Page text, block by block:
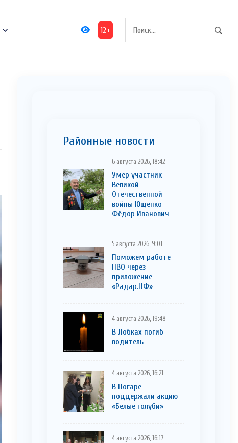
12+
Районные новости
6 августа 2026, 18:42
Умер участник
Великой
Отечественной
войны Ющенко
Фёдор Иванович
5 августа 2026, 9:01
Поможем работе
ПВО через
приложение
«Радар.НФ»
4 августа 2026, 19:48
В Лобках погиб
водитель
4 августа 2026, 16:21
В Погаре
поддержали акцию
«Белые голуби»
4 августа 2026, 16:17